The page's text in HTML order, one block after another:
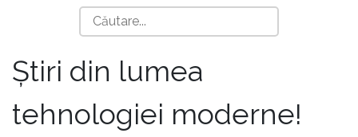
Știri din lumea
tehnologiei moderne!